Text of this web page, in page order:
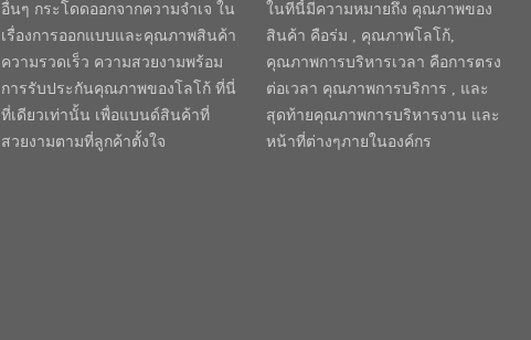
อื่นๆ กระโดดออกจากความจำเจ ใน
เรื่องการออกแบบและคุณภาพสินค้า
ความรวดเร็ว ความสวยงามพร้อม
การรับประกันคุณภาพของโลโก้ ที่นี่
ที่เดียวเท่านั้น เพื่อแบนด์สินค้าที่
สวยงามตามที่ลูกค้าตั้งใจ
ในทีนี้มีความหมายถึง คุณภาพของ
สินค้า คือร่ม , คุณภาพโลโก้,
คุณภาพการบริหารเวลา คือการตรง
ต่อเวลา คุณภาพการบริการ , และ
สุดท้ายคุณภาพการบริหารงาน และ
หน้าที่ต่างๆภายในองค์กร